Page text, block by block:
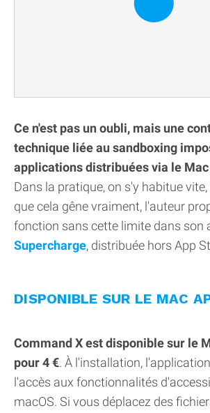
Ce n'est pas un oubli, mais une
technique liée au sandboxing
applications distribuées via le
Dans la pratique, on s'y habitue
que cela gêne vraiment, l'auteur
fonction sans cette limite dans son
Supercharge, distribuée hors App
DISPONIBLE SUR LE MAC
Command X est disponible sur le
pour 4 €. À l'installation,
l'accès aux fonctionnalités
macOS. Si vous déplacez des